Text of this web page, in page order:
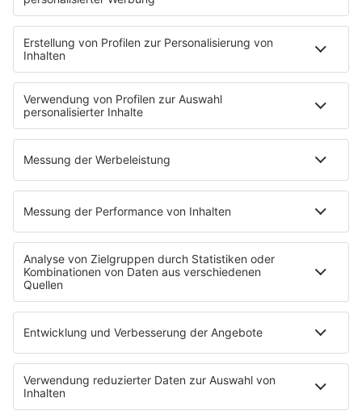
NotAufnahme
"Bewerbung und Karriere"
Aber bitte mit Schlager
Erdbeerkäse
Fitness mit M.A.R.K
Glück in Worten
Todesursache
Niemand muss ein Promi sein
PROGRAMM
Mit den Waffeln einer Frau
SERVICE
Empfang
barba radio App
Impressum
Datenschutz Facebook & Instagram
Datenschutzeinstellungen
Clubbedingungen